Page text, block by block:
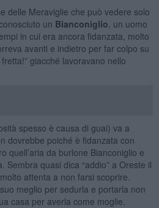
delle Meraviglie che può vedere solo
un Bianconiglio , un uomo
in cui era ancora fidanzata, molto
avanti e indietro per far colpo su
giacché lavoravano nello
spesso è causa di guai) va a
dovrebbe poiché è fidanzata con
quell’aria da burlone Bianconiglio e
Sembra quasi dica “addio” a Oreste il
attenta a non farsi scoprire.
meglio per sedurla e portarla non
casa per averla come moglie.